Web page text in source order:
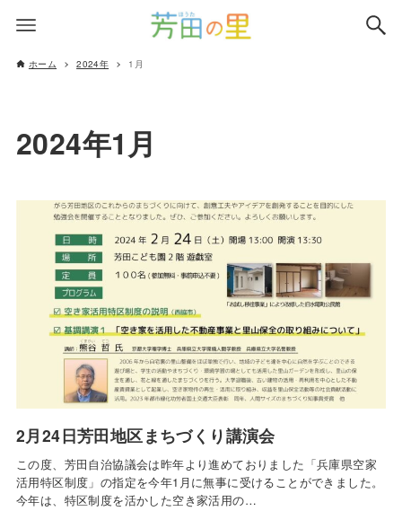
ホーム 2024年 1月
2024年1月
2月24日芳田地区まちづくり講演会
この度、芳田自治協議会は昨年より進めておりました「兵庫県空家
活用特区制度」の指定を今年1月に無事に受けることができました。
今年は、特区制度を活かした空き家活用の…